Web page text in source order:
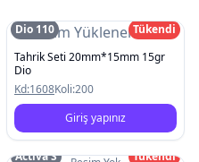
Resim Yüklenemedi
Dio 110
Tükendi
Tahrik Seti 20mm*15mm 15gr
Dio
Kd:1608Koli:200
Giriş yapınız
Activa S
Tükendi